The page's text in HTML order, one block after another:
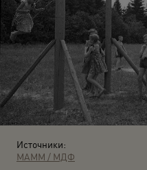
Источники:
МАММ / МДФ